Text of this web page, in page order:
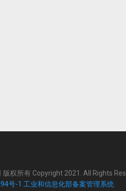
权所有 Copyright 2021. All Rights
号-1 工业和信息化部备案管理系统